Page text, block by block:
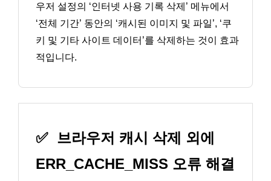
우저 설정의 ‘인터넷 사용 기록 삭제’ 메뉴에서
‘전체 기간’ 동안의 ‘캐시된 이미지 및 파일’, ‘쿠
키 및 기타 사이트 데이터’를 삭제하는 것이 효과
적입니다.
✅ 브라우저 캐시 삭제 외에
ERR_CACHE_MISS 오류 해결